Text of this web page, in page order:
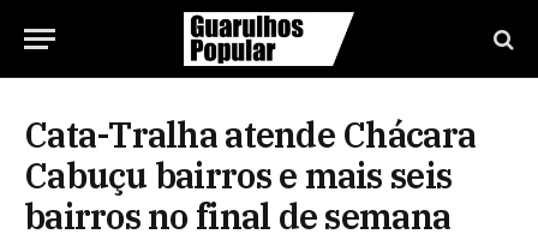
Cata-Tralha atende Chácara
Cabuçu bairros e mais seis
bairros no final de semana